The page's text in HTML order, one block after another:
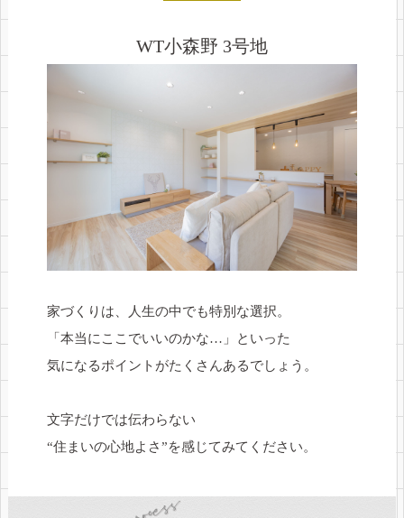
WT小森野 3号地
家づくりは、人生の中でも特別な選択。
「本当にここでいいのかな…」といった
気になるポイントがたくさんあるでしょう。
文字だけでは伝わらない
“住まいの心地よさ”を感じてみてください。